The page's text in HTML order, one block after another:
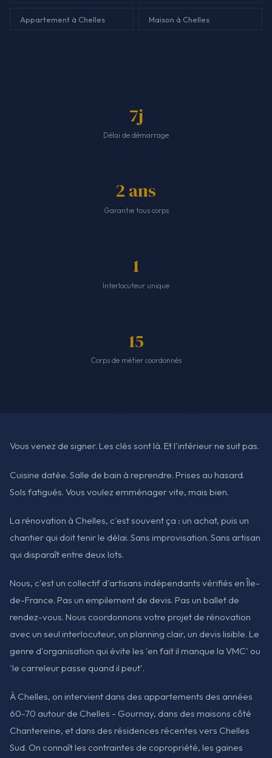
Appartement à Chelles Maison à Chelles
7j
Délai de démarrage
2 ans
Garantie tous corps
1
Interlocuteur unique
15
Corps de métier coordonnés
Vous venez de signer. Les clés sont là. Et l'intérieur ne suit pas.
Cuisine datée. Salle de bain à reprendre. Prises au hasard.
Sols fatigués. Vous voulez emménager vite, mais bien.
La rénovation à Chelles, c'est souvent ça : un achat, puis un
chantier qui doit tenir le délai. Sans improvisation. Sans artisan
qui disparaît entre deux lots.
Nous, c'est un collectif d'artisans indépendants vérifiés en Île-
de-France. Pas un empilement de devis. Pas un ballet de
rendez-vous. Nous coordonnons votre projet de rénovation
avec un seul interlocuteur, un planning clair, un devis lisible. Le
genre d'organisation qui évite les 'en fait il manque la VMC' ou
'le carreleur passe quand il peut'.
À Chelles, on intervient dans des appartements des années
60-70 autour de Chelles - Gournay, dans des maisons côté
Chantereine, et dans des résidences récentes vers Chelles
Sud. On connaît les contraintes de copropriété, les gaines